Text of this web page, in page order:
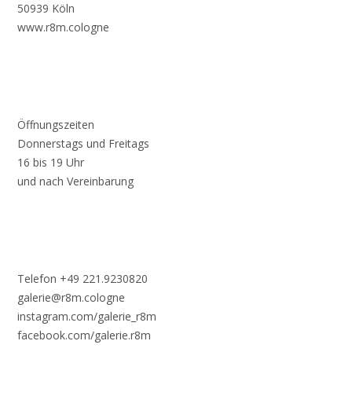
50939 Köln
www.r8m.cologne
Öffnungszeiten
Donnerstags und Freitags
16 bis 19 Uhr
und nach Vereinbarung
Telefon +49 221.9230820
galerie@r8m.cologne
instagram.com/galerie_r8m
facebook.com/galerie.r8m